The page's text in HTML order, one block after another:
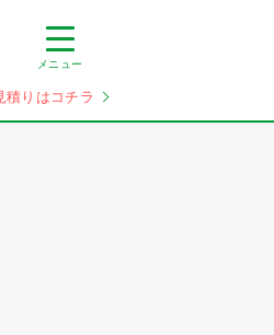
メニュー
積りはコチラ